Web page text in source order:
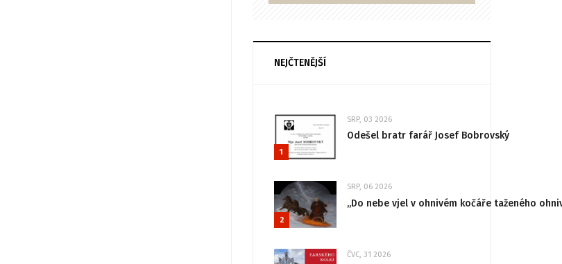
NEJČTENĚJŠÍ
1
SRP, 03 2026
Odešel bratr farář Josef Bobrovský
2
SRP, 06 2026
„Do nebe vjel v ohnivém kočáře taženého
ČVC, 31 2026